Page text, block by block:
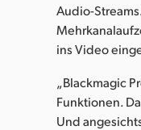
Audio-
ins Video
„Blackmagic
Funktionen.
Und